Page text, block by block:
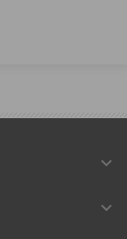
expand_more
expand_more